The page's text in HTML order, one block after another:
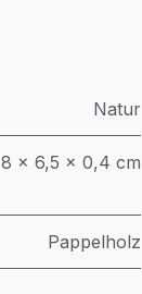
Natur
8 × 6,5 × 0,4 cm
Pappelholz